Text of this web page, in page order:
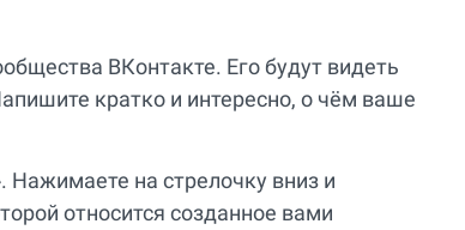
ВКонтакте. Его будут видеть
кратко и интересно, о чём ваше
на стрелочку вниз и
относится созданное вами